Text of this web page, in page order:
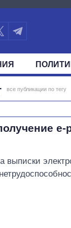
ПРЕЗИДЕНТ И
все публикации по тегу
выписки